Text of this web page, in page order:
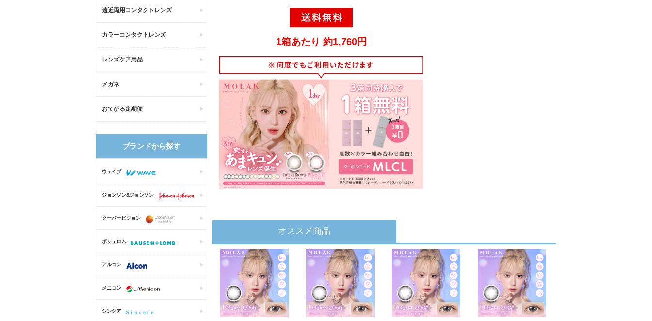
遠近両用コンタクトレンズ
カラーコンタクトレンズ
レンズケア用品
メガネ
おてがる定期便
ブランドから探す
ウェイブ
ジョンソン&ジョンソン
クーパービジョン
ボシュロム
アルコン
メニコン
シンシア
1箱あたり 約1,760円
オススメ商品